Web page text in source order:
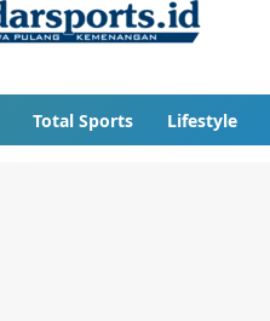
Total Sports Lifestyle